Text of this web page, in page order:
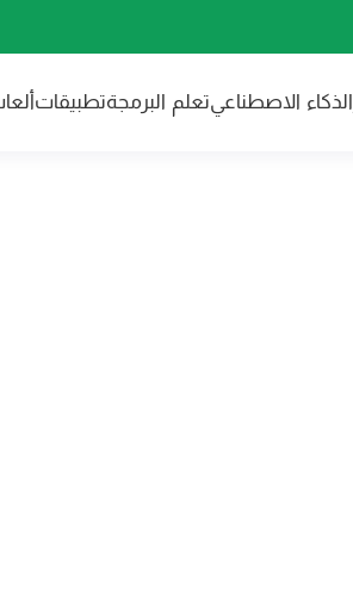
الذكاء الاصطناعيتعلم البرمجةتطبيقات